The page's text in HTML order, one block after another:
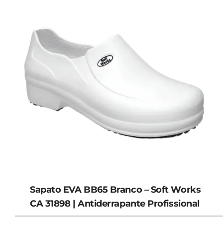
Sapato EVA BB65 Branco – Soft Works
CA 31898 | Antiderrapante Profissional